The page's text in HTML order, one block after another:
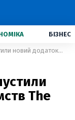
БІЗНЕС
В Києві випадково запустили новий додаток знайомств The Breakfast
The